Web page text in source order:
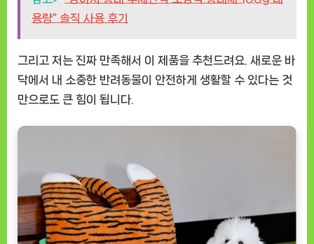
용량” 솔직 사용 후기
그리고 저는 진짜 만족해서 이 제품을 추천드려요. 새로운 바
닥에서 내 소중한 반려동물이 안전하게 생활할 수 있다는 것
만으로도 큰 힘이 됩니다.